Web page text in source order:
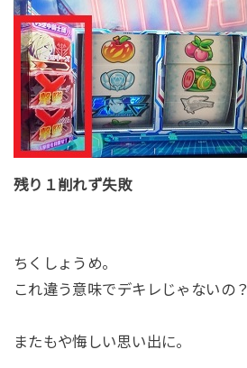
残り１削れず失敗
ちくしょうめ。
これ違う意味でデキレじゃないの？
またもや悔しい思い出に。